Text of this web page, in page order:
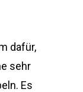
dafür,
sehr
Es